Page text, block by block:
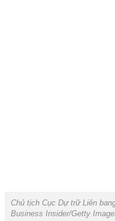
Chủ tịch Cục Dự trữ Liên
Business Insider/Getty